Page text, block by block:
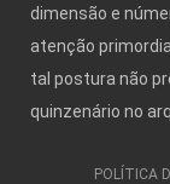
dimensão e
atenção
tal postura não
quinzenário no
POLÍTICA